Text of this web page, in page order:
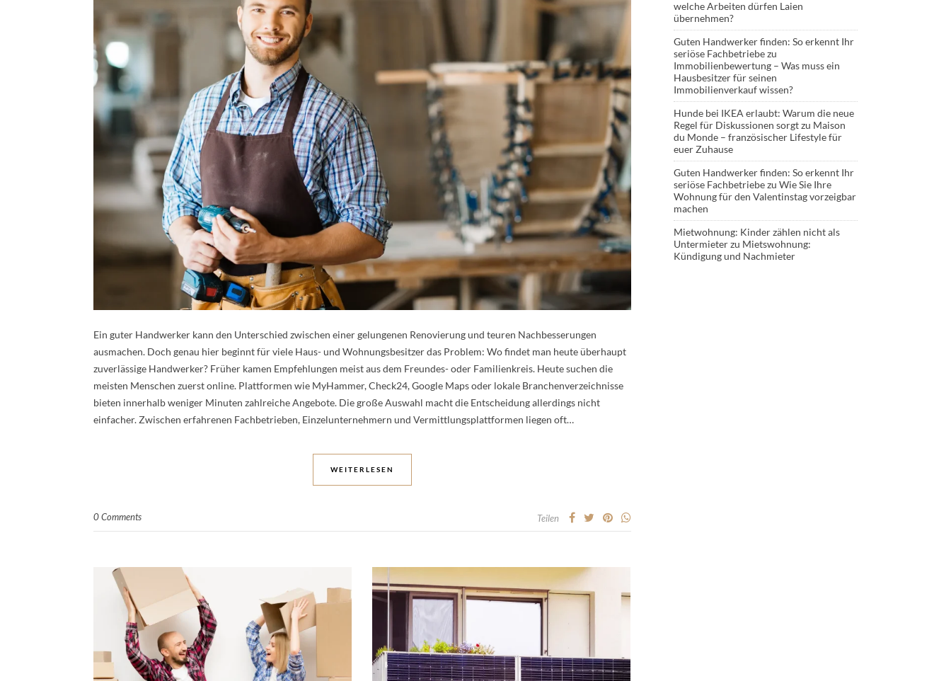
Ein guter Handwerker kann den Unterschied zwischen einer gelungenen Renovierung und teuren Nachbesserungen
ausmachen. Doch genau hier beginnt für viele Haus- und Wohnungsbesitzer das Problem: Wo findet man heute überhaupt
zuverlässige Handwerker? Früher kamen Empfehlungen meist aus dem Freundes- oder Familienkreis. Heute suchen die
meisten Menschen zuerst online. Plattformen wie MyHammer, Check24, Google Maps oder lokale Branchenverzeichnisse
bieten innerhalb weniger Minuten zahlreiche Angebote. Die große Auswahl macht die Entscheidung allerdings nicht
einfacher. Zwischen erfahrenen Fachbetrieben, Einzelunternehmern und Vermittlungsplattformen liegen oft…
WEITERLESEN
0 Comments Teilen
welche Arbeiten dürfen Laien
übernehmen?
Guten Handwerker finden: So erkennt Ihr
seriöse Fachbetriebezu
Immobilienbewertung – Was muss ein
Hausbesitzer für seinen
Immobilienverkauf wissen?
Hunde bei IKEA erlaubt: Warum die neue
Regel für Diskussionen sorgtzu Maison
du Monde – französischer Lifestyle für
euer Zuhause
Guten Handwerker finden: So erkennt Ihr
seriöse Fachbetriebezu Wie Sie Ihre
Wohnung für den Valentinstag vorzeigbar
machen
Mietwohnung: Kinder zählen nicht als
Untermieterzu Mietswohnung:
Kündigung und Nachmieter